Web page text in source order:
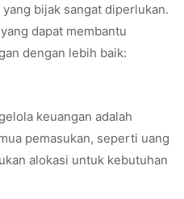
bijak sangat diperlukan.
dapat membantu
dengan lebih baik:
keuangan adalah
pemasukan, seperti uang
alokasi untuk kebutuhan